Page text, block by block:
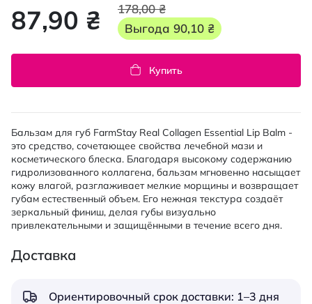
87,90 ₴
178,00 ₴
Выгода 90,10 ₴
Купить
Бальзам для губ FarmStay Real Collagen Essential Lip Balm -
это средство, сочетающее свойства лечебной мази и
косметического блеска. Благодаря высокому содержанию
гидролизованного коллагена, бальзам мгновенно насыщает
кожу влагой, разглаживает мелкие морщины и возвращает
губам естественный объем. Его нежная текстура создаёт
зеркальный финиш, делая губы визуально
привлекательными и защищёнными в течение всего дня.
Доставка
Ориентировочный срок доставки: 1–3 дня